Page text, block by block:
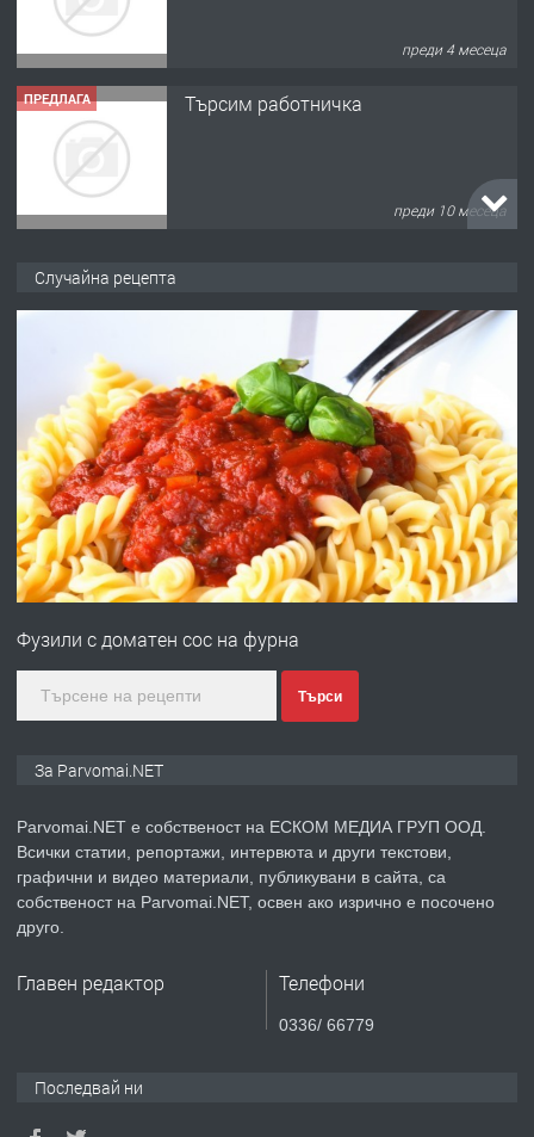
преди 4 месеца
ПРЕДЛАГА Търсим работничка
преди 10 месеца
преди 1 година
ПРЕДЛАГА Работа за общи работници
преди 1 година
ПРЕДЛАГА
Първи поход "По стъпките на Ангел
преди 1 година
ПРЕДЛАГА Уроци по Математика
Случайна рецепта
Фузили с доматен сос на фурна
Търси
За Parvomai.NET
Parvomai.NET е собственост на ЕСКОМ МЕДИА ГРУП ООД.
Всички статии, репортажи, интервюта и други текстови,
графични и видео материали, публикувани в сайта, са
собственост на Parvomai.NET, освен ако изрично е посочено
друго.
Главен редактор Телефони
0336/ 66779
Последвай ни